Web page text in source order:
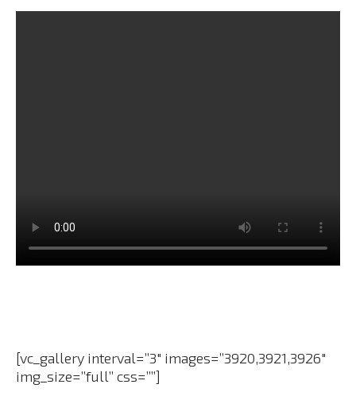
[vc_gallery interval=”3″ images=”3920,3921,3926″
img_size=”full” css=””]